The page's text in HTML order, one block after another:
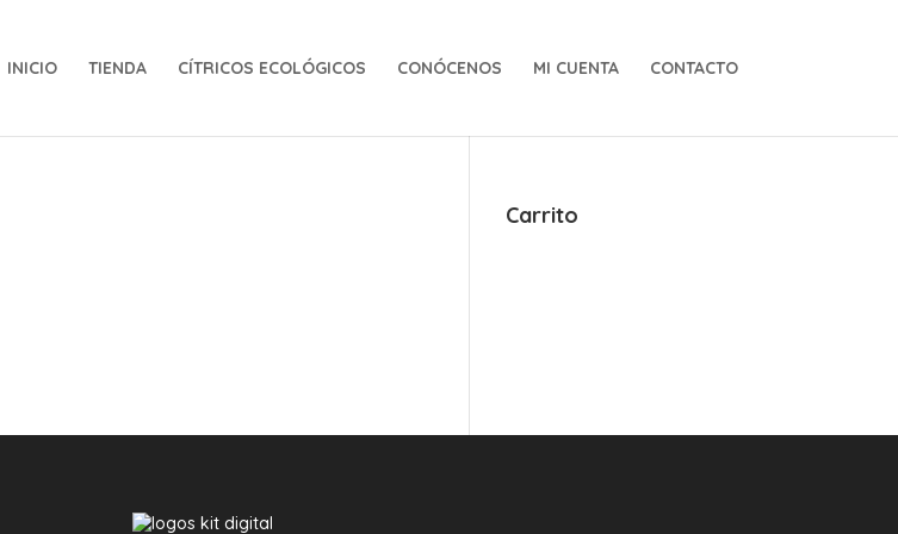
INICIO TIENDA CÍTRICOS ECOLÓGICOS CONÓCENOS MI CUENTA CONTACTO
Carrito